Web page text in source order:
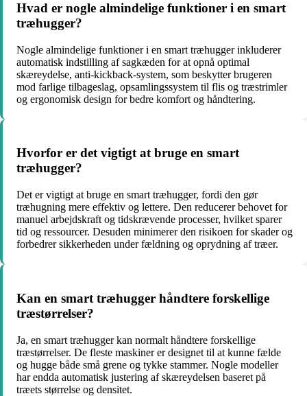
Hvad er nogle almindelige funktioner i en smart
træhugger?
Nogle almindelige funktioner i en smart træhugger inkluderer
automatisk indstilling af sagkæden for at opnå optimal
skæreydelse, anti-kickback-system, som beskytter brugeren
mod farlige tilbageslag, opsamlingssystem til flis og træstrimler
og ergonomisk design for bedre komfort og håndtering.
Hvorfor er det vigtigt at bruge en smart
træhugger?
Det er vigtigt at bruge en smart træhugger, fordi den gør
træhugning mere effektiv og lettere. Den reducerer behovet for
manuel arbejdskraft og tidskrævende processer, hvilket sparer
tid og ressourcer. Desuden minimerer den risikoen for skader og
forbedrer sikkerheden under fældning og oprydning af træer.
Kan en smart træhugger håndtere forskellige
træstørrelser?
Ja, en smart træhugger kan normalt håndtere forskellige
træstørrelser. De fleste maskiner er designet til at kunne fælde
og hugge både små grene og tykke stammer. Nogle modeller
har endda automatisk justering af skæreydelsen baseret på
træets størrelse og densitet.